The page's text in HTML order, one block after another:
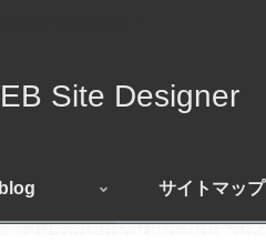
Site Designer
blog サイトマップ